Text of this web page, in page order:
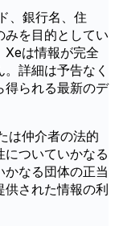
、銀行名、住
みを目的としてい
Xeは情報が完全
詳細は予告なく
得られる最新のデ
は仲介者の法的
ついていかなる
なる団体の正当
供された情報の利